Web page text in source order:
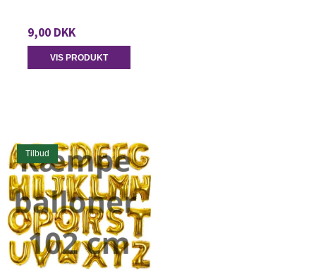
9,00 DKK
VIS PRODUKT
Tilbud